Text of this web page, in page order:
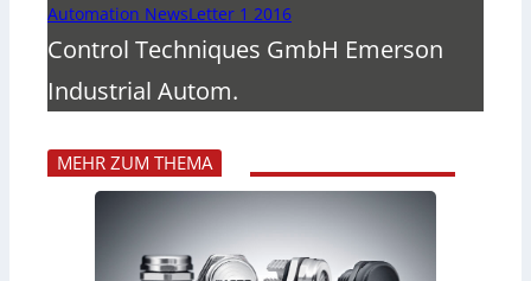
Automation NewsLetter 1 2016
Control Techniques GmbH Emerson
Industrial Autom.
MEHR ZUM THEMA